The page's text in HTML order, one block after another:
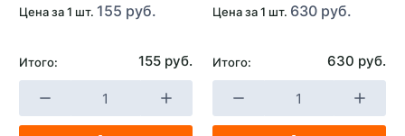
Цена за 1 шт. 155 руб.
Итого: 155 руб.
Цена за 1 шт. 630 руб.
Итого: 630 руб.